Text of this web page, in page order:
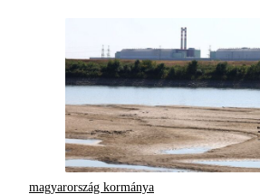
magyarország kormánya